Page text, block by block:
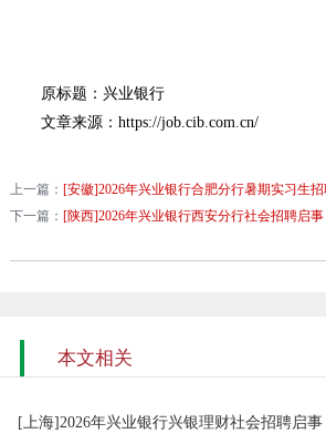
原标题：兴业银行
文章来源：https://job.cib.com.cn/
上一篇： [安徽]2026年兴业银行合肥分行暑期实习生招
下一篇： [陕西]2026年兴业银行西安分行社会招聘启事
本文相关
[上海]2026年兴业银行兴银理财社会招聘启事